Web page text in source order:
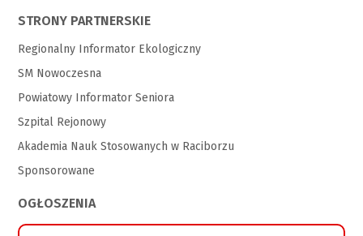
STRONY PARTNERSKIE
Regionalny Informator Ekologiczny
SM Nowoczesna
Powiatowy Informator Seniora
Szpital Rejonowy
Akademia Nauk Stosowanych w Raciborzu
Sponsorowane
OGŁOSZENIA